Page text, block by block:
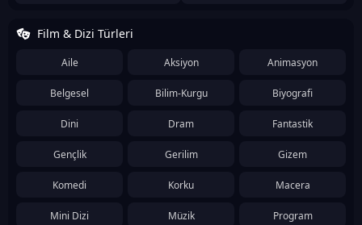
Film & Dizi Türleri
Aile Aksiyon Animasyon
Belgesel Bilim-Kurgu Biyografi
Dini Dram Fantastik
Gençlik Gerilim Gizem
Komedi Korku Macera
Mini Dizi Müzik Program